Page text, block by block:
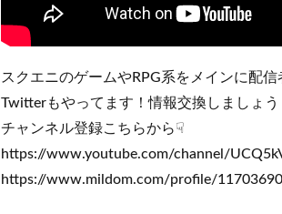
スクエニのゲームやRPG系をメインに配信
Twitterもやってます！情報交換しましょう
チャンネル登録こちらから☟
https://www.youtube.com/channel/
https://www.mildom.com/profile/11703690